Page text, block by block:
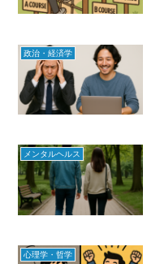
政治・経済学
メンタルヘルス
心理学・哲学